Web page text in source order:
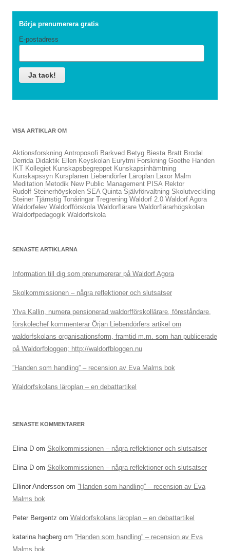
Börja prenumerera gratis
E-postadress
VISA ARTIKLAR OM
Aktionsforskning Antroposofi Barkved Betyg Biesta Bratt Brodal
Derrida Didaktik Ellen Keyskolan Eurytmi Forskning Goethe Handen
IKT Kollegiet Kunskapsbegreppet Kunskapsinhämtning
Kunskapssyn Kursplanen Liebendörfer Läroplan Läxor Malm
Meditation Metodik New Public Management PISA Rektor
Rudolf Steinerhöyskolen SEA Quinta Självförvaltning Skolutveckling
Steiner Tjärnstig Tonåringar Tregrening Waldorf 2.0 Waldorf Agora
Waldorfelev Waldorfförskola Waldorflärare Waldorflärarhögskolan
Waldorfpedagogik Waldorfskola
SENASTE ARTIKLARNA
Information till dig som prenumererar på Waldorf Agora
Skolkommissionen – några reflektioner och slutsatser
Ylva Kallin, numera pensionerad waldorfförskollärare, föreståndare,
förskolechef kommenterar Örjan Liebendörfers artikel om
waldorfskolans organisationsform, framtid m.m. som han publicerade
på Waldorfbloggen; http://waldorfbloggen.nu
”Handen som handling” – recension av Eva Malms bok
Waldorfskolans läroplan – en debattartikel
SENASTE KOMMENTARER
Elina D om Skolkommissionen – några reflektioner och slutsatser
Elina D om Skolkommissionen – några reflektioner och slutsatser
Ellinor Andersson om ”Handen som handling” – recension av Eva
Malms bok
Peter Bergentz om Waldorfskolans läroplan – en debattartikel
katarina hagberg om ”Handen som handling” – recension av Eva
Malms bok